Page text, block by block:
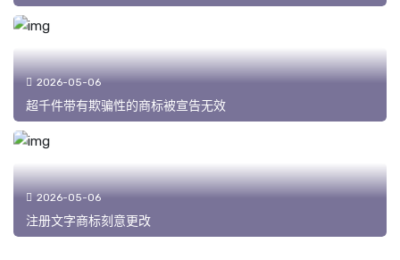
2026-05-06
超千件带有欺骗性的商标被宣告无效
2026-05-06
注册文字商标刻意更改